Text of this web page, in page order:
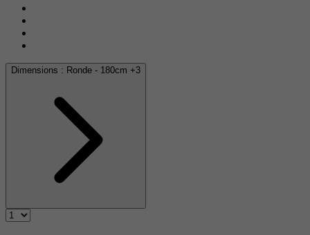
Dimensions : Ronde - 180cm +3